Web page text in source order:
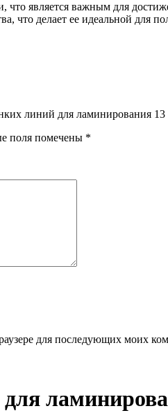
что является важным для
что делает ее идеальной для
линий для ламинирования
поля помечены *
для последующих моих